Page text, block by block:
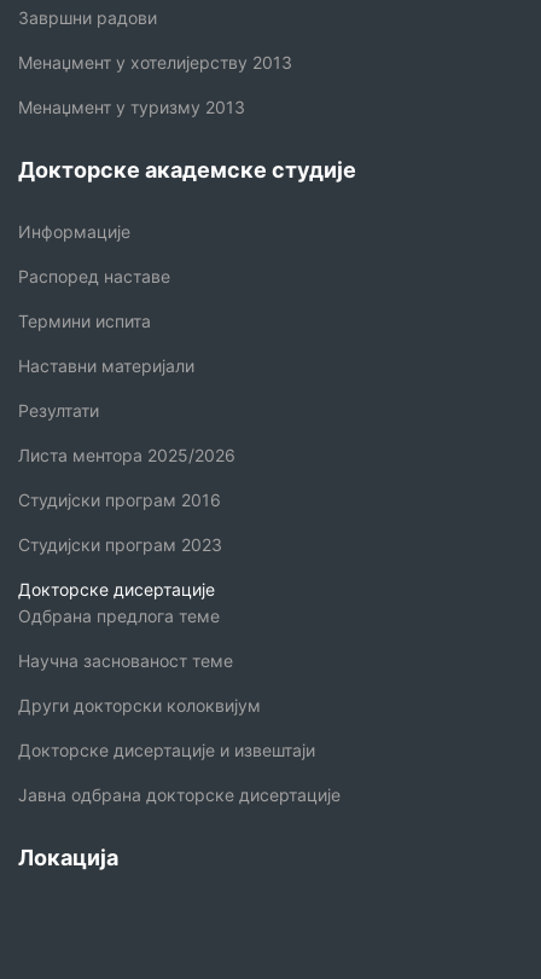
Завршни радови
Менаџмент у хотелијерству 2013
Менаџмент у туризму 2013
Докторске академске студије
Информације
Распоред наставе
Термини испита
Наставни материјали
Резултати
Листа ментора 2025/2026
Студијски програм 2016
Студијски програм 2023
Докторске дисертације
Одбрана предлога теме
Научна заснованост теме
Други докторски колоквијум
Докторске дисертације и извештаји
Јавна одбрана докторске дисертације
Локација